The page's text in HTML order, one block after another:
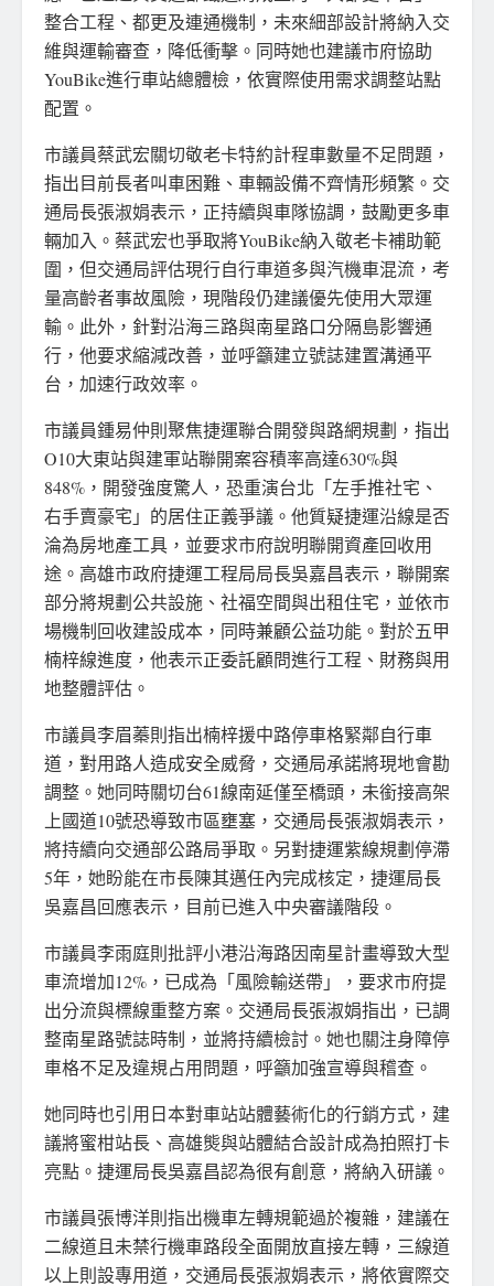
整合工程、都更及連通機制，未來細部設計將納入交
維與運輸審查，降低衝擊。同時她也建議市府協助
YouBike進行車站總體檢，依實際使用需求調整站點
配置。
市議員蔡武宏關切敬老卡特約計程車數量不足問題，
指出目前長者叫車困難、車輛設備不齊情形頻繁。交
通局長張淑娟表示，正持續與車隊協調，鼓勵更多車
輛加入。蔡武宏也爭取將YouBike納入敬老卡補助範
圍，但交通局評估現行自行車道多與汽機車混流，考
量高齡者事故風險，現階段仍建議優先使用大眾運
輸。此外，針對沿海三路與南星路口分隔島影響通
行，他要求縮減改善，並呼籲建立號誌建置溝通平
台，加速行政效率。
市議員鍾易仲則聚焦捷運聯合開發與路網規劃，指出
O10大東站與建軍站聯開案容積率高達630%與
848%，開發強度驚人，恐重演台北「左手推社宅、
右手賣豪宅」的居住正義爭議。他質疑捷運沿線是否
淪為房地產工具，並要求市府說明聯開資產回收用
途。高雄市政府捷運工程局局長吳嘉昌表示，聯開案
部分將規劃公共設施、社福空間與出租住宅，並依市
場機制回收建設成本，同時兼顧公益功能。對於五甲
楠梓線進度，他表示正委託顧問進行工程、財務與用
地整體評估。
市議員李眉蓁則指出楠梓援中路停車格緊鄰自行車
道，對用路人造成安全威脅，交通局承諾將現地會勘
調整。她同時關切台61線南延僅至橋頭，未銜接高架
上國道10號恐導致市區壅塞，交通局長張淑娟表示，
將持續向交通部公路局爭取。另對捷運紫線規劃停滯
5年，她盼能在市長陳其邁任內完成核定，捷運局長
吳嘉昌回應表示，目前已進入中央審議階段。
市議員李雨庭則批評小港沿海路因南星計畫導致大型
車流增加12%，已成為「風險輸送帶」，要求市府提
出分流與標線重整方案。交通局長張淑娟指出，已調
整南星路號誌時制，並將持續檢討。她也關注身障停
車格不足及違規占用問題，呼籲加強宣導與稽查。
她同時也引用日本對車站站體藝術化的行銷方式，建
議將蜜柑站長、高雄熋與站體結合設計成為拍照打卡
亮點。捷運局長吳嘉昌認為很有創意，將納入研議。
市議員張博洋則指出機車左轉規範過於複雜，建議在
二線道且未禁行機車路段全面開放直接左轉，三線道
以上則設專用道，交通局長張淑娟表示，將依實際交